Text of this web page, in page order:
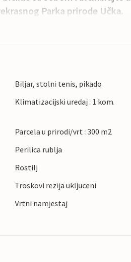
Parka prirode Učka.
Biljar, stolni tenis, pikado
Klimatizacijski uredaj : 1 kom.
Parcela u prirodi/vrt : 300 m2
Perilica rublja
Rostilj
Troskovi rezija ukljuceni
Vrtni namjestaj